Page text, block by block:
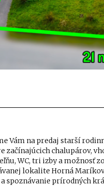
Vám na predaj starší
začínajúcich chalupárov,
WC, tri izby a možnosť
lokalite Horná
spoznávanie prírodných